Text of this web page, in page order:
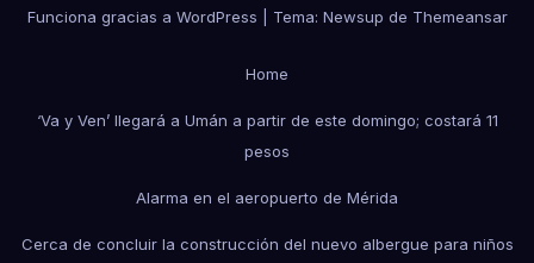
Funciona gracias a WordPress Tema: Newsup de Themeansar
Home
‘Va y Ven’ llegará a Umán a partir de este domingo; costará 11
pesos
Alarma en el aeropuerto de Mérida
Cerca de concluir la construcción del nuevo albergue para niños